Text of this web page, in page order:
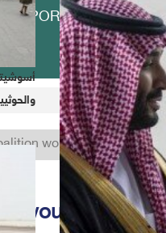
PRESS
SPORT
would not pass
would not